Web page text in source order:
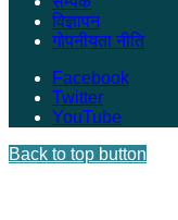
विज्ञापन
गोपनीयता नीति
Facebook
Twitter
YouTube
Back to top button